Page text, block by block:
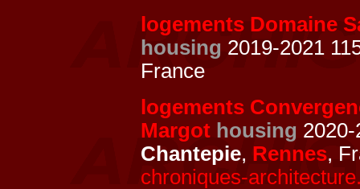
logements Domaine
housing 2019-2021
France
logements
Margot housing
Chantepie, Rennes,
chroniques-